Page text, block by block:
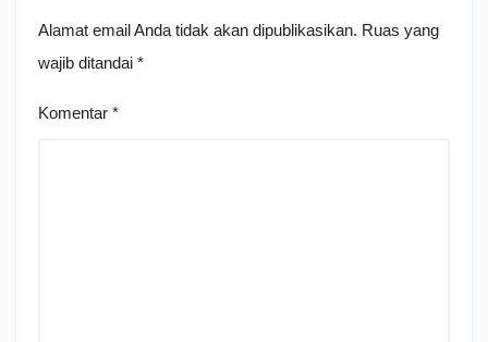
Alamat email Anda tidak akan dipublikasikan. Ruas yang
wajib ditandai *
Komentar *